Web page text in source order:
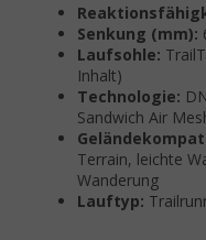
Senkung (mm):
Laufsohle:
Inhalt)
Technologie:
Sandwich Air
Terrain, leichte
Wanderung
Lauftyp: